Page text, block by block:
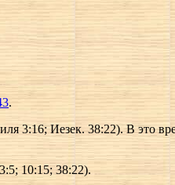
.
3:16; Иезек. 38:22). В это
10:15; 38:22).